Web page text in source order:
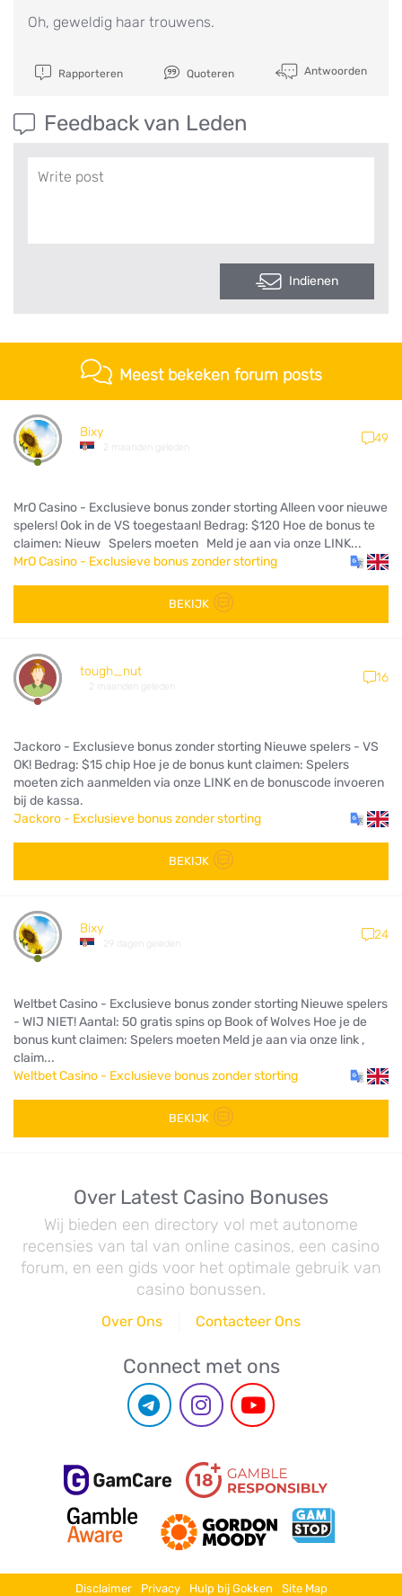
Oh, geweldig haar trouwens.
Rapporteren Quoteren Antwoorden
Feedback van Leden
Indienen
Meest bekeken forum posts
Bixy
2 maanden geleden
49
MrO Casino - Exclusieve bonus zonder storting Alleen voor nieuwe
spelers! Ook in de VS toegestaan! Bedrag: $120 Hoe de bonus te
claimen: Nieuw Spelers moeten Meld je aan via onze LINK...
MrO Casino - Exclusieve bonus zonder storting
BEKIJK
tough_nut
2 maanden geleden
16
Jackoro - Exclusieve bonus zonder storting Nieuwe spelers - VS
OK! Bedrag: $15 chip Hoe je de bonus kunt claimen: Spelers
moeten zich aanmelden via onze LINK en de bonuscode invoeren
bij de kassa.
Jackoro - Exclusieve bonus zonder storting
BEKIJK
Bixy
29 dagen geleden
24
Weltbet Casino - Exclusieve bonus zonder storting Nieuwe spelers
- WIJ NIET! Aantal: 50 gratis spins op Book of Wolves Hoe je de
bonus kunt claimen: Spelers moeten Meld je aan via onze link ,
claim...
Weltbet Casino - Exclusieve bonus zonder storting
BEKIJK
Over Latest Casino Bonuses
Wij bieden een directory vol met autonome
recensies van tal van online casinos, een casino
forum, en een gids voor het optimale gebruik van
casino bonussen.
Over Ons Contacteer Ons
Connect met ons
Disclaimer Privacy Hulp bij Gokken Site Map